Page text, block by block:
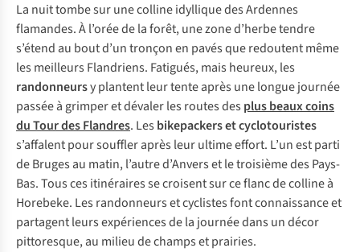
La nuit tombe sur une colline idyllique des Ardennes
flamandes. À l’orée de la forêt, une zone d’herbe tendre
s’étend au bout d’un tronçon en pavés que redoutent même
les meilleurs Flandriens. Fatigués, mais heureux, les
randonneursy plantent leur tente après une longue journée
passée à grimper et dévaler les routes des plus beaux coins
du Tour des Flandres. Les bikepackers et cyclotouristes
s’affalent pour souffler après leur ultime effort. L’un est parti
de Bruges au matin, l’autre d’Anvers et le troisième des Pays-
Bas. Tous ces itinéraires se croisent sur ce flanc de colline à
Horebeke. Les randonneurs et cyclistes font connaissance et
partagent leurs expériences de la journée dans un décor
pittoresque, au milieu de champs et prairies.